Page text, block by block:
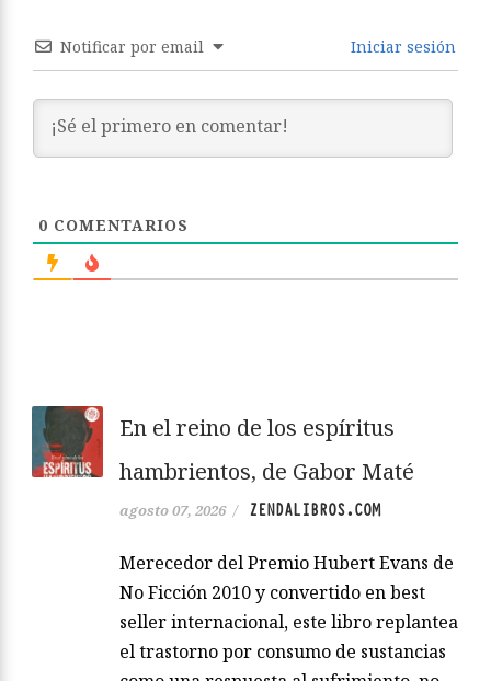
Notificar por email Iniciar sesión
0 COMENTARIOS
En el reino de los espíritus
hambrientos, de Gabor Maté
agosto 07, 2026 / ZENDALIBROS.COM
Merecedor del Premio Hubert Evans de
No Ficción 2010 y convertido en best
seller internacional, este libro replantea
el trastorno por consumo de sustancias